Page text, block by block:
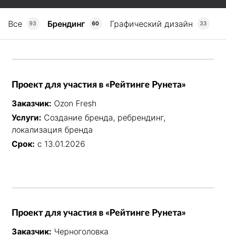
Все 93 Брендинг 60 Графический дизайн 33
Проект для участия в «Рейтинге Рунета»
Заказчик: Ozon Fresh
Услуги: Создание бренда, ребрендинг,
локализация бренда
Срок: с 13.01.2026
Проект для участия в «Рейтинге Рунета»
Заказчик: Черноголовка